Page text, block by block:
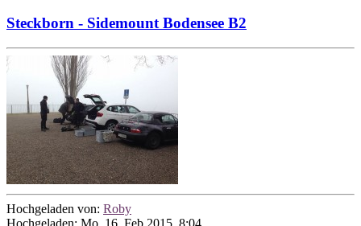
Steckborn - Sidemount Bodensee B2
Hochgeladen von: Roby